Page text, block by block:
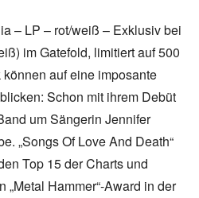
– LP – rot/weiß – Exklusiv bei
im Gatefold, limitiert auf 500
auf eine imposante
Schon mit ihrem Debüt
um Sängerin Jennifer
„Songs Of Love And Death“
Top 15 der Charts und
„Metal Hammer“-Award in der